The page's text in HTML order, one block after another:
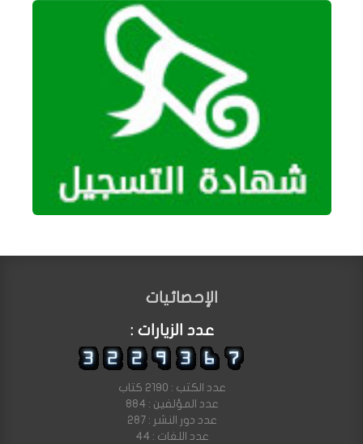
الإحصائيات
عدد الزيارات :
عدد الكتب : 2190 كتاب
عدد المؤلفين : 884
عدد دور النشر : 287
عدد اللغات : 44